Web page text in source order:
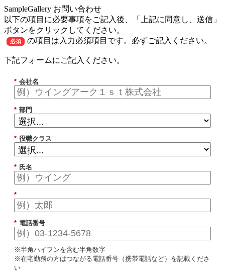
SampleGallery お問い合わせ
以下の項目に必要事項をご記入後、「上記に同意し、送信」
ボタンをクリックしてください。
必須 の項目は入力必須項目です。必ずご記入ください。
下記フォームにご記入ください。
* 会社名
* 部門
* 役職クラス
* 氏名
*
* 電話番号
※半角ハイフンを含む半角数字
※在宅勤務の方はつながる電話番号（携帯電話など）を記載くださ
い